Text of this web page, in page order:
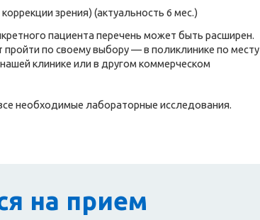
зрения) (актуальность 6 мес.)
пациента перечень может быть расширен.
по своему выбору — в поликлинике по месту
клинике или в другом коммерческом
необходимые лабораторные исследования.
на прием